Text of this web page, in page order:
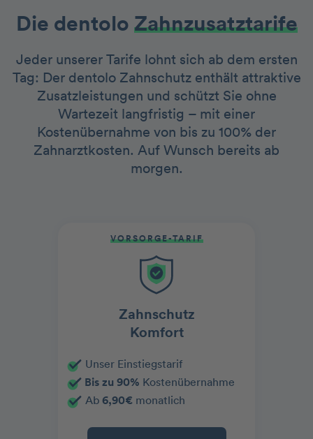
Die dentolo­­ Zah nzusatztarife
Jeder unserer Tarife lohnt sich ab dem ersten
Tag: Der dentolo Zahnschutz enthält attraktive
Zusatzleistungen und schützt Sie ohne
Wartezeit langfristig – mit einer
Kostenübernahme von bis zu 100% der
Zahnarztkosten. Auf Wunsch bereits ab
morgen.
VORSORGE-TARIF
Zahnschutz
Komfort
Unser Einstiegstarif
Bis zu 90% Kostenübernahme
Ab 6,90€ monatlich